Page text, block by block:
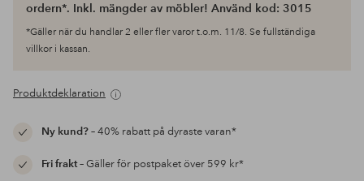
ordern*. Inkl. mängder av möbler! Använd kod: 3015
*Gäller när du handlar 2 eller fler varor t.o.m. 11/8. Se fullständiga
villkor i kassan.
Produktdeklaration
Ny kund?– 40% rabatt på dyraste varan*
Fri frakt– Gäller för postpaket över 599 kr*